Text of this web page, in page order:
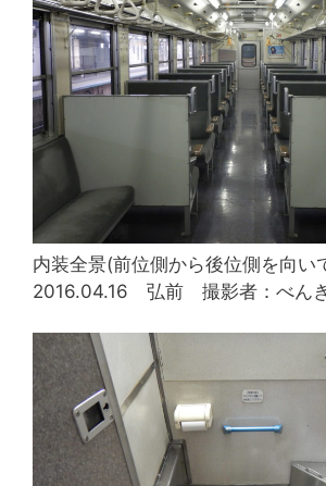
内装全景(前位側から後位側を向い
2016.04.16 弘前 撮影者：べん